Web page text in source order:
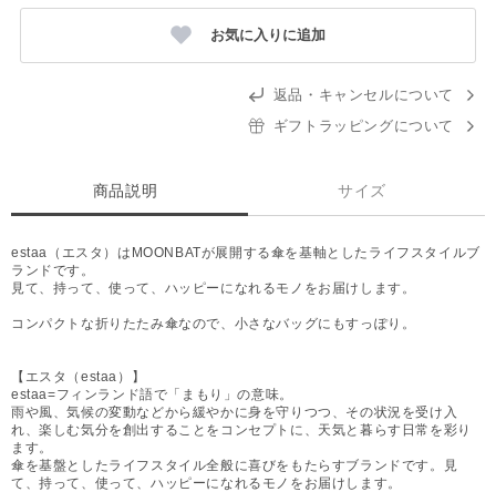
お気に入りに追加
返品・キャンセルについて
ギフトラッピングについて
商品説明 サイズ
estaa（エスタ）はMOONBATが展開する傘を基軸としたライフスタイルブ
ランドです。
見て、持って、使って、ハッピーになれるモノをお届けします。
コンパクトな折りたたみ傘なので、小さなバッグにもすっぽり。
【エスタ（estaa）】
estaa=フィンランド語で「まもり」の意味。
雨や風、気候の変動などから緩やかに身を守りつつ、その状況を受け入
れ、楽しむ気分を創出することをコンセプトに、天気と暮らす日常を彩り
ます。
傘を基盤としたライフスタイル全般に喜びをもたらすブランドです。見
て、持って、使って、ハッピーになれるモノをお届けします。